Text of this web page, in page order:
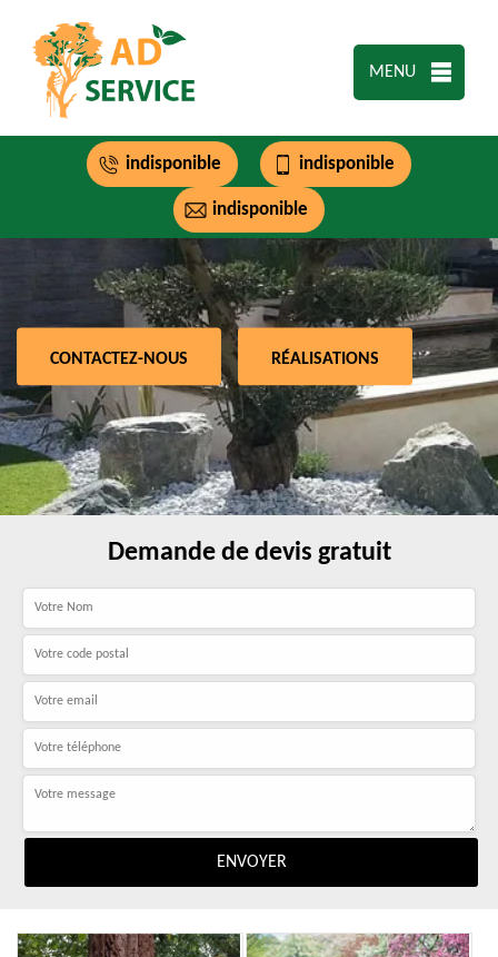
MENU
indisponible indisponible
indisponible
CONTACTEZ-NOUS RÉALISATIONS
Demande de devis gratuit